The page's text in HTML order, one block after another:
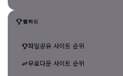
웹하드
파일공유 사이트 순위
무료다운 사이트 순위